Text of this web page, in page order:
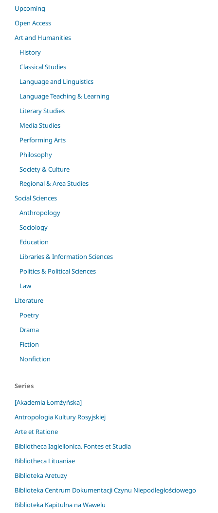
Upcoming
Open Access
Art and Humanities
History
Classical Studies
Language and Linguistics
Language Teaching & Learning
Literary Studies
Media Studies
Performing Arts
Philosophy
Society & Culture
Regional & Area Studies
Social Sciences
Anthropology
Sociology
Education
Libraries & Information Sciences
Politics & Political Sciences
Law
Literature
Poetry
Drama
Fiction
Nonfiction
Series
[Akademia Łomżyńska]
Antropologia Kultury Rosyjskiej
Arte et Ratione
Bibliotheca Iagiellonica. Fontes et Studia
Bibliotheca Lituaniae
Biblioteka Aretuzy
Biblioteka Centrum Dokumentacji Czynu Niepodległościowego
Biblioteka Kapitulna na Wawelu